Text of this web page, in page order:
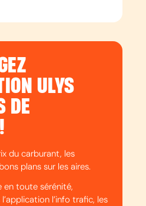
ULYS
DE
du carburant, les
plans sur les aires.
en toute sérénité,
l’info trafic, les